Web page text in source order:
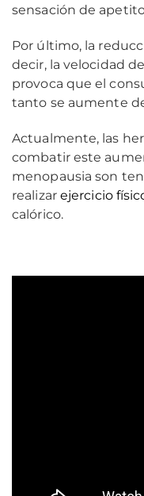
sensación de
Por último, la
decir, la velocidad
provoca que el
tanto se aumente
Actualmente, las
combatir este
menopausia son
realizar ejercicio
calórico.